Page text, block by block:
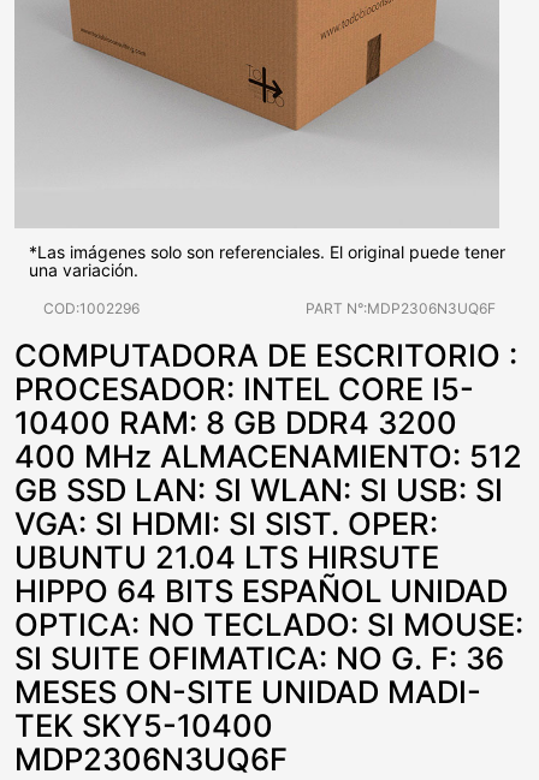
*Las imágenes solo son referenciales. El original puede tener
una variación.
COD:1002296 PART N°:MDP2306N3UQ6F
COMPUTADORA DE ESCRITORIO :
PROCESADOR: INTEL CORE I5-
10400 RAM: 8 GB DDR4 3200
400 MHz ALMACENAMIENTO: 512
GB SSD LAN: SI WLAN: SI USB: SI
VGA: SI HDMI: SI SIST. OPER:
UBUNTU 21.04 LTS HIRSUTE
HIPPO 64 BITS ESPAÑOL UNIDAD
OPTICA: NO TECLADO: SI MOUSE:
SI SUITE OFIMATICA: NO G. F: 36
MESES ON-SITE UNIDAD MADI-
TEK SKY5-10400
MDP2306N3UQ6F